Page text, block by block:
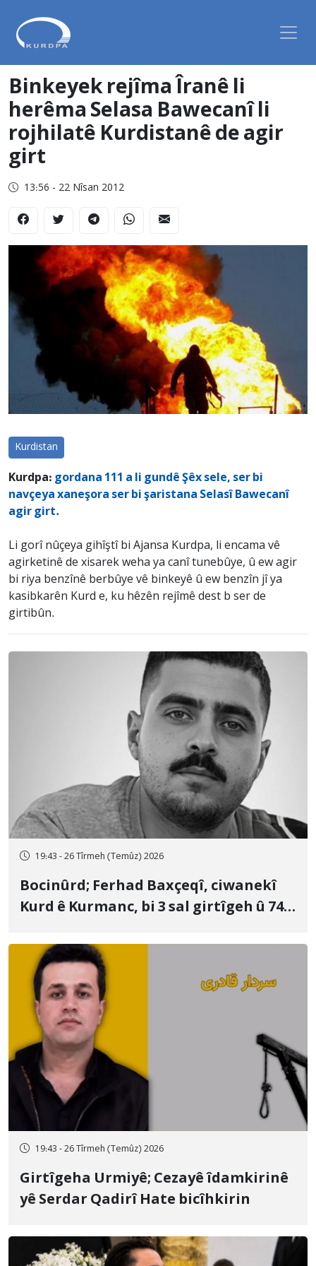
Binkeyek rejîma Îranê li
herêma Selasa Bawecanî li
rojhilatê Kurdistanê de agir
girt
13:56 - 22 Nîsan 2012
Kurdistan
Kurdpa: gordana 111 a li gundê Şêx sele, ser bi
navçeya xaneşora ser bi şaristana Selasî Bawecanî
agir girt.
Li gorî nûçeya gihîştî bi Ajansa Kurdpa, li encama vê
agirketinê de xisarek weha ya canî tunebûye, û ew agir
bi riya benzînê berbûye vê binkeyê û ew benzîn jî ya
kasibkarên Kurd e, ku hêzên rejîmê dest b ser de
girtibûn.
19:43 - 26 Tîrmeh (Temûz) 2026
Bocinûrd; Ferhad Baxçeqî, ciwanekî
Kurd ê Kurmanc, bi 3 sal girtîgeh û 74
19:43 - 26 Tîrmeh (Temûz) 2026
Girtîgeha Urmiyê; Cezayê îdamkirinê
yê Serdar Qadirî Hate bicîhkirin